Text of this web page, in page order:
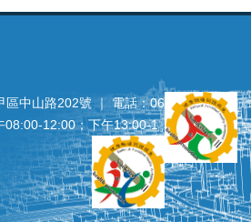
區中山路202號 ｜ 電話：06
；下午13:00‐1